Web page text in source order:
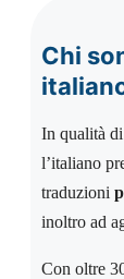
Chi
In qualità
l’italiano
traduzioni
inoltro ad
Con oltre